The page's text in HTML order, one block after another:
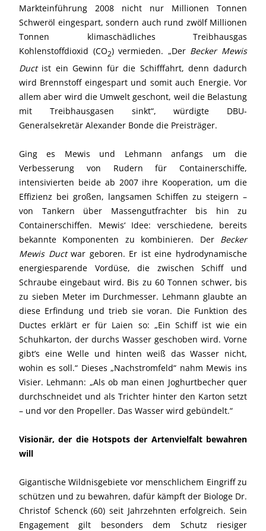
Markteinführung 2008 nicht nur Millionen Tonnen
Schweröl eingespart, sondern auch rund zwölf Millionen
Tonnen klimaschädliches Treibhausgas
Kohlenstoffdioxid (CO2) vermieden. „Der Becker Mewis
Ductist ein Gewinn für die Schifffahrt, denn dadurch
wird Brennstoff eingespart und somit auch Energie. Vor
allem aber wird die Umwelt geschont, weil die Belastung
mit Treibhausgasen sinkt“, würdigte DBU-
Generalsekretär Alexander Bonde die Preisträger.
Ging es Mewis und Lehmann anfangs um die
Verbesserung von Rudern für Containerschiffe,
intensivierten beide ab 2007 ihre Kooperation, um die
Effizienz bei großen, langsamen Schiffen zu steigern –
von Tankern über Massengutfrachter bis hin zu
Containerschiffen. Mewis‘ Idee: verschiedene, bereits
bekannte Komponenten zu kombinieren. Der Becker
Mewis Ductwar geboren. Er ist eine hydrodynamische
energiesparende Vordüse, die zwischen Schiff und
Schraube eingebaut wird. Bis zu 60 Tonnen schwer, bis
zu sieben Meter im Durchmesser. Lehmann glaubte an
diese Erfindung und trieb sie voran. Die Funktion des
Ductes erklärt er für Laien so: „Ein Schiff ist wie ein
Schuhkarton, der durchs Wasser geschoben wird. Vorne
gibt’s eine Welle und hinten weiß das Wasser nicht,
wohin es soll.“ Dieses „Nachstromfeld“ nahm Mewis ins
Visier. Lehmann: „Als ob man einen Joghurtbecher quer
durchschneidet und als Trichter hinter den Karton setzt
– und vor den Propeller. Das Wasser wird gebündelt.“
Visionär, der die Hotspots der Artenvielfalt bewahren
will
Gigantische Wildnisgebiete vor menschlichem Eingriff zu
schützen und zu bewahren, dafür kämpft der Biologe Dr.
Christof Schenck (60) seit Jahrzehnten erfolgreich. Sein
Engagement gilt besonders dem Schutz riesiger